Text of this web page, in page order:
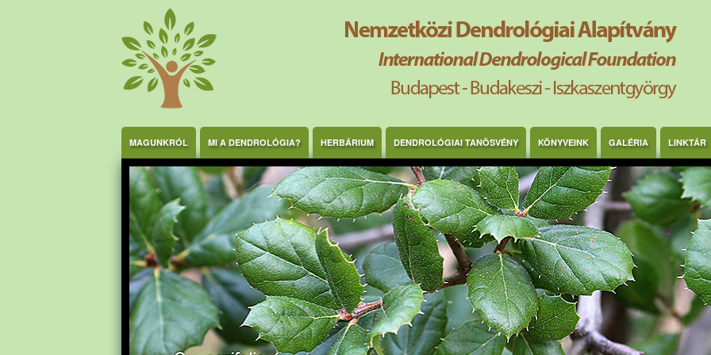
MAGUNKRÓL MI A DENDROLÓGIA? HERBÁRIUM DENDROLÓGIAI TANÖSVÉNY KÖNYVEINK GALÉRIA LINKTÁR